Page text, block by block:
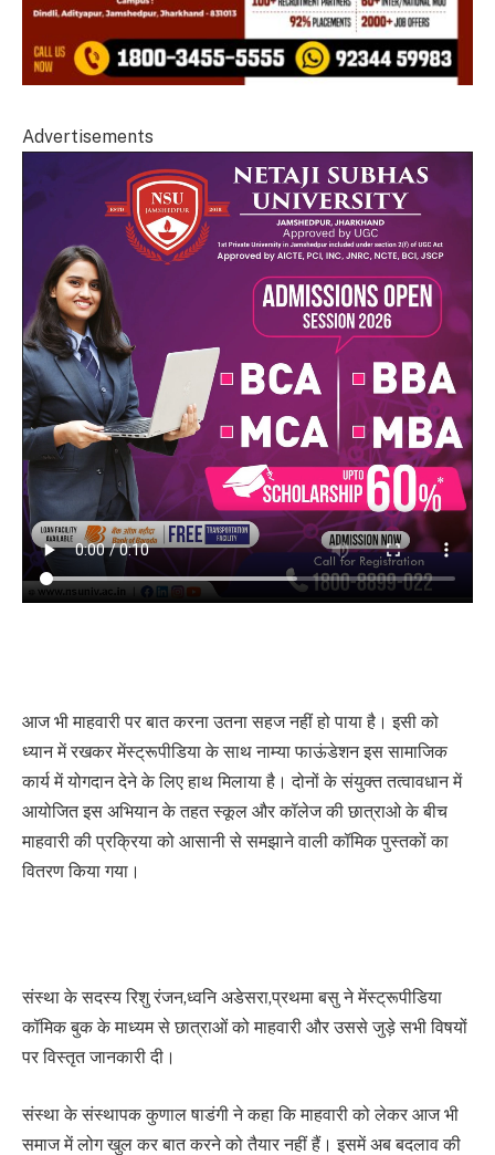
Advertisements
आज भी माहवारी पर बात करना उतना सहज नहीं हो पाया है। इसी को
ध्यान में रखकर मेंस्ट्रूपीडिया के साथ नाम्या फाऊंडेशन इस सामाजिक
कार्य में योगदान देने के लिए हाथ मिलाया है। दोनों के संयुक्त तत्वावधान में
आयोजित इस अभियान के तहत स्कूल और कॉलेज की छात्राओ के बीच
माहवारी की प्रक्रिया को आसानी से समझाने वाली कॉमिक पुस्तकों का
वितरण किया गया।
संस्था के सदस्य रिशु रंजन,ध्वनि अडेसरा,प्रथमा बसु ने मेंस्ट्रूपीडिया
कॉमिक बुक के माध्यम से छात्राओं को माहवारी और उससे जुड़े सभी विषयों
पर विस्तृत जानकारी दी।
संस्था के संस्थापक कुणाल षाडंगी ने कहा कि माहवारी को लेकर आज भी
समाज में लोग खुल कर बात करने को तैयार नहीं हैं। इसमें अब बदलाव की